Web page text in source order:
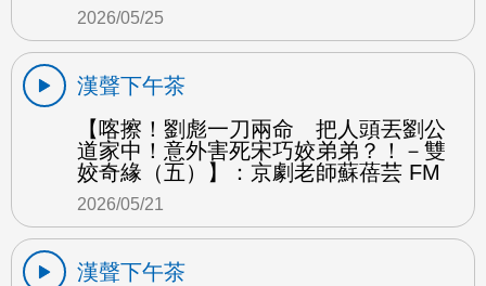
2026/05/25
漢聲下午茶
【喀擦！劉彪一刀兩命 把人頭丟劉公
道家中！意外害死宋巧姣弟弟？！－雙
姣奇緣（五）】：京劇老師蘇蓓芸 FM
2026/05/21
漢聲下午茶